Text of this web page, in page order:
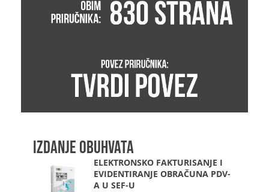
IZDANJE OBUHVATA
ELEKTRONSKO FAKTURISANJE I
EVIDENTIRANJE OBRAČUNA PDV-
A U SEF-U